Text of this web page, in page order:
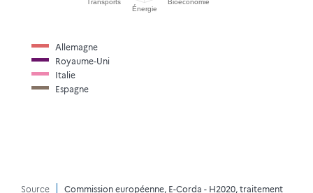
Allemagne
Royaume-Uni
Italie
Espagne
Source Commission européenne, E-Corda - H2020, traitement